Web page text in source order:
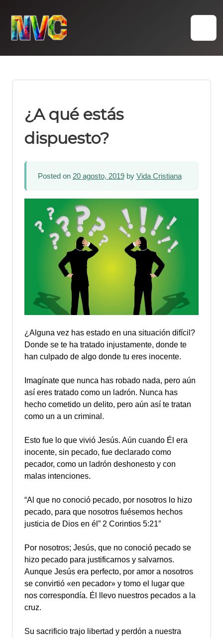
content
¿A qué estás
dispuesto?
Posted on 20 agosto, 2019by Vida Cristiana
¿Alguna vez has estado en una situación difícil?
Donde se te ha tratado injustamente, donde te
han culpado de algo donde tu eres inocente.
Imagínate que nunca has robado nada, pero aún
así eres tratado como un ladrón. Nunca has
hecho cometido un delito, pero aún así te tratan
como un a un criminal.
Esto fue lo que vivió Jesús. Aún cuando Él era
inocente, sin pecado, fue declarado como
pecador, como un ladrón deshonesto y con
malas intenciones.
“Al que no conoció pecado, por nosotros lo hizo
pecado, para que nosotros fuésemos hechos
justicia de Dios en él” 2 Corintios 5:21″
Por nosotros; Jesús, que no conoció pecado se
hizo pecado para justificarnos y salvarnos.
Aunque Jesús era perfecto, por amor a nosotros
se convirtió «en pecador» y tomo el lugar que
nos correspondía. Él llevo nuestros pecados a la
cruz.
Su sacrificio trajo libertad y perdón a nuestra